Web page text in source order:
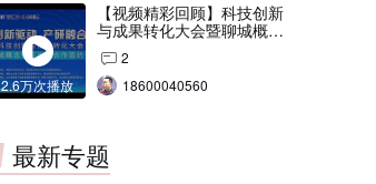
2.6万次播放
【视频精彩回顾】科技创新
与成果转化大会暨聊城概念
验证中心合作签约仪式
2
18600040560
最新专题